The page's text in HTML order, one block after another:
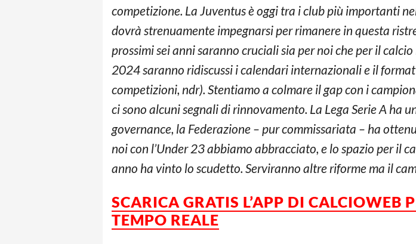
competizione. La Juventus è oggi tra i club più importanti
dovrà strenuamente impegnarsi per rimanere in questa
prossimi sei anni saranno cruciali sia per noi che per il
2024 saranno ridiscussi i calendari internazionali e il
competizioni, ndr). Stentiamo a colmare il gap con i
ci sono alcuni segnali di rinnovamento. La Lega Serie A ha
governance, la Federazione – pur commissariata – ha
noi con l’Under 23 abbiamo abbracciato, e lo spazio per il
anno ha vinto lo scudetto. Serviranno altre riforme ma il
SCARICA GRATIS L’APP DI CALCIOWEB
TEMPO REALE